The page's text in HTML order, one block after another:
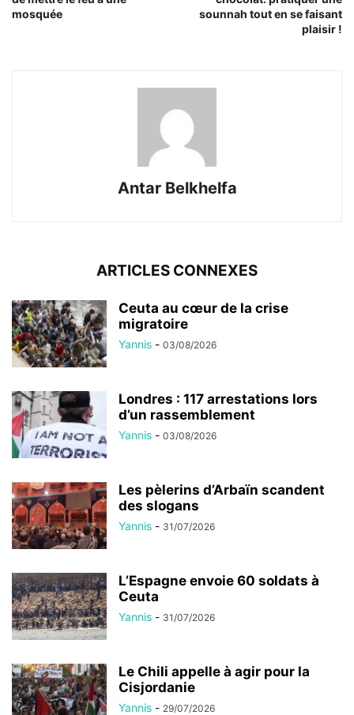
mosquée
sounnah tout en se faisant
plaisir !
Antar Belkhelfa
ARTICLES CONNEXES
Ceuta au cœur de la crise
migratoire
Yannis - 03/08/2026
Londres : 117 arrestations lors
d’un rassemblement
Yannis - 03/08/2026
Les pèlerins d’Arbaïn scandent
des slogans
Yannis - 31/07/2026
L’Espagne envoie 60 soldats à
Ceuta
Yannis - 31/07/2026
Le Chili appelle à agir pour la
Cisjordanie
Yannis - 29/07/2026